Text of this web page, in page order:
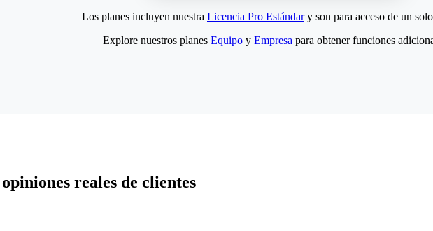
Los planes incluyen nuestra Licencia Pro Estándary son para acceso de un
Explore nuestros planes Equipo y Empresa para obtener funciones
reales de clientes